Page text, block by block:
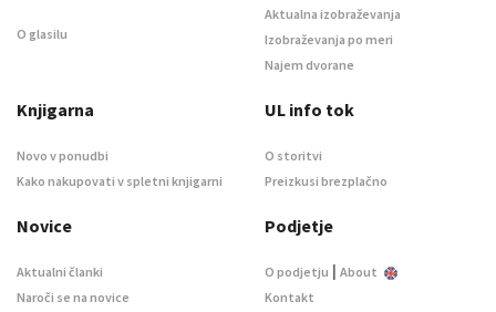
O glasilu
Aktualna izobraževanja
Izobraževanja po meri
Najem dvorane
Knjigarna
Novo v ponudbi
Kako nakupovati v spletni knjigarni
UL info tok
O storitvi
Preizkusi brezplačno
Novice
Aktualni članki
Naroči se na novice
Podjetje
O podjetju | About
Kontakt